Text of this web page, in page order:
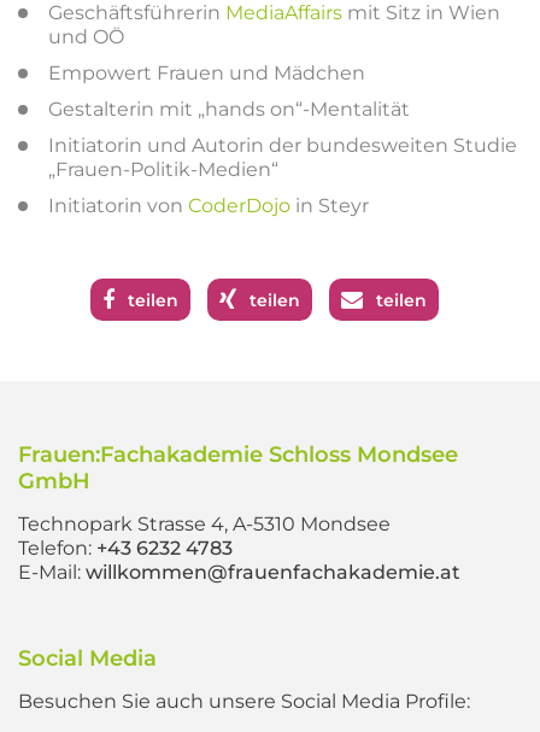
Geschäftsführerin MediaAffairs mit Sitz in Wien
und OÖ
Empowert Frauen und Mädchen
Gestalterin mit „hands on“-Mentalität
Initiatorin und Autorin der bundesweiten Studie
„Frauen-Politik-Medien“
Initiatorin von CoderDojo in Steyr
teilen teilen teilen
Frauen:Fachakademie Schloss Mondsee
GmbH
Technopark Strasse 4, A-5310 Mondsee
Telefon: +43 6232 4783
E-Mail: willkommen@frauenfachakademie.at
Social Media
Besuchen Sie auch unsere Social Media Profile: